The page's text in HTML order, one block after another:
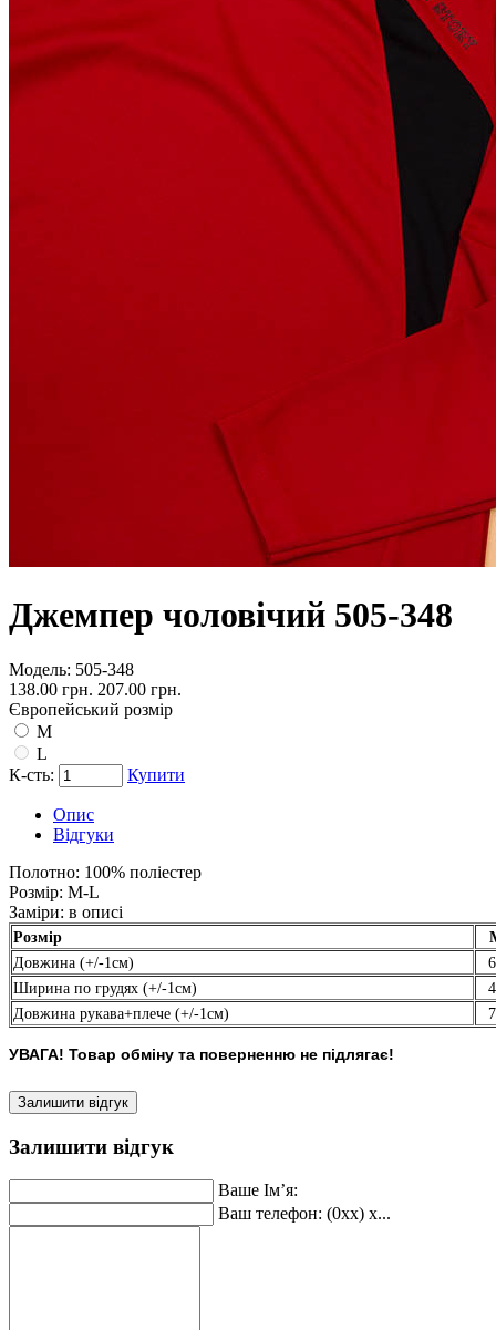
Джемпер чоловічий 505-348
Модель: 505-348
138.00 грн. 207.00 грн.
Європейський розмір
M
L
К-сть:
Купити
Опис
Відгуки
Полотно: 100% поліестер
Розмір: M-L
Заміри: в описі
Розмір
Довжина (+/-1см)
Ширина по грудях (+/-1см)
Довжина рукава+плече (+/-1см)
УВАГА! Товар обміну та поверненню не підлягає!
Залишити відгук
Залишити відгук
Ваше Ім’я:
Ваш телефон: (0xx) x...